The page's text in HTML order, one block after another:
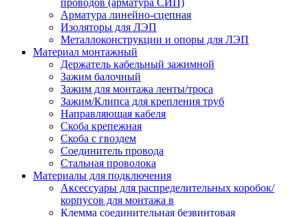
проводов (арматура СИП)
Арматура линейно-сцепная
Изоляторы для ЛЭП
Металлоконструкции и опоры для ЛЭП
Материал монтажный
Держатель кабельный зажимной
Зажим балочный
Зажим для монтажа ленты/троса
Зажим/Клипса для крепления труб
Направляющая кабеля
Скоба крепежная
Скоба с гвоздем
Соединитель провода
Стальная проволока
Материалы для подключения
Аксессуары для распределительных коробок/
корпусов для монтажа в
Клемма соединительная безвинтовая